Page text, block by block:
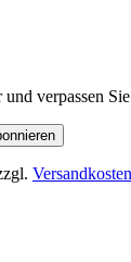
verpassen
Versandkosten